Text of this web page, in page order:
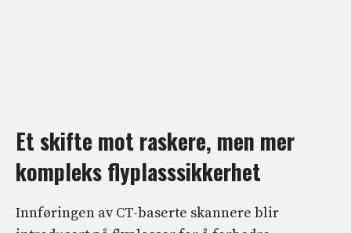
Et skifte mot raskere, men mer
kompleks flyplasssikkerhet
Innføringen av CT-baserte skannere blir